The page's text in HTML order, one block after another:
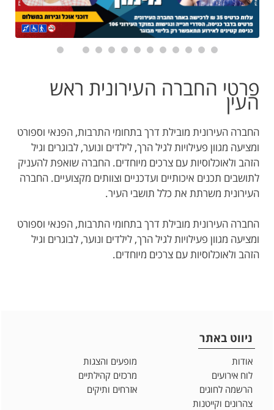
פרטי החברה העירונית ראש
העין
החברה העירונית מובילת דרך בתחומי התרבות, הפנאי וספורט
ומציעה מגוון פעילויות לגיל הרך, לילדים ונוער, לבוגרים וגיל
הזהב ולאוכלוסיות עם צרכים מיוחדים. החברה שואפת להעניק
לתושבים תכנים איכותיים ועדכניים וצוותים מקצועיים. החברה
העירונית משרתת את כלל תושבי העיר.
החברה העירונית מובילת דרך בתחומי התרבות, הפנאי וספורט
ומציעה מגוון פעילויות לגיל הרך, לילדים ונוער, לבוגרים וגיל
הזהב ולאוכלוסיות עם צרכים מיוחדים.
ניווט באתר
אודות
לוח אירועים
הרשמה לחוגים
צהרונים וקייטנות
מופעים והצגות
מרכזים קהילתיים
אזרחים ותיקים